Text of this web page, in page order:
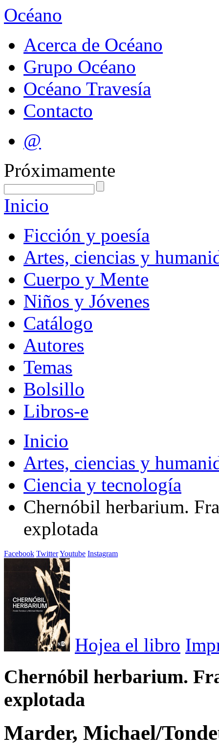
Océano
Acerca de Océano
Grupo Océano
Océano Travesía
Contacto
@
Próximamente
Inicio
Ficción y poesía
Artes, ciencias y
Cuerpo y Mente
Niños y Jóvenes
Catálogo
Autores
Temas
Bolsillo
Libros-e
Inicio
Artes, ciencias y
Ciencia y tecnología
Chernóbil herbarium.
explotada
Facebook TwitterYoutube Instagram
Hojea el libro
Chernóbil herbarium.
explotada
Marder, Michael/